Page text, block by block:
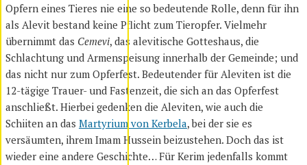
Opfern eines Tieres nie eine so bedeutende Rolle, denn für ihn
als Alevit bestand keine Pflicht zum Tieropfer. Vielmehr
übernimmt das Cemevi, das alevitische Gotteshaus, die
Schlachtung und Armenspeisung innerhalb der Gemeinde; und
das nicht nur zum Opferfest. Bedeutender für Aleviten ist die
12-tägige Trauer- und Fastenzeit, die sich an das Opferfest
anschließt. Hierbei gedenken die Aleviten, wie auch die
Schiiten an das Martyrium von Kerbela, bei der sie es
versäumten, ihrem Imam Hussein beizustehen. Doch das ist
wieder eine andere Geschichte… Für Kerim jedenfalls kommt